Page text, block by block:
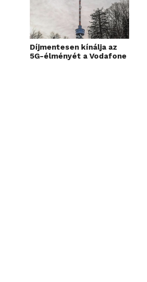
Díjmentesen kínálja az
5G-élményét a Vodafone